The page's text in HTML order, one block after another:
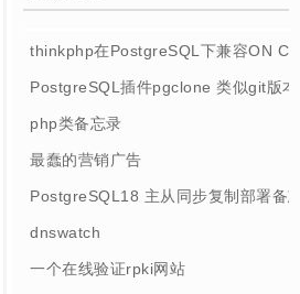
thinkphp在PostgreSQL下兼容ON
PostgreSQL插件pgclone 类似git版
php类备忘录
最蠢的营销广告
PostgreSQL18 主从同步复制部署备
dnswatch
一个在线验证rpki网站